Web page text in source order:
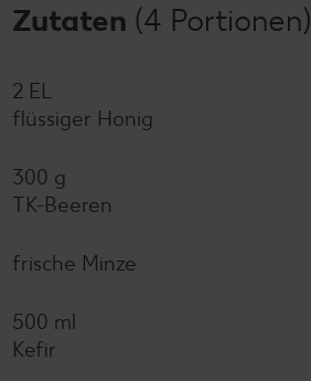
Zutaten (4 Portionen)
2 EL
flüssiger Honig
300 g
TK-Beeren
frische Minze
500 ml
Kefir